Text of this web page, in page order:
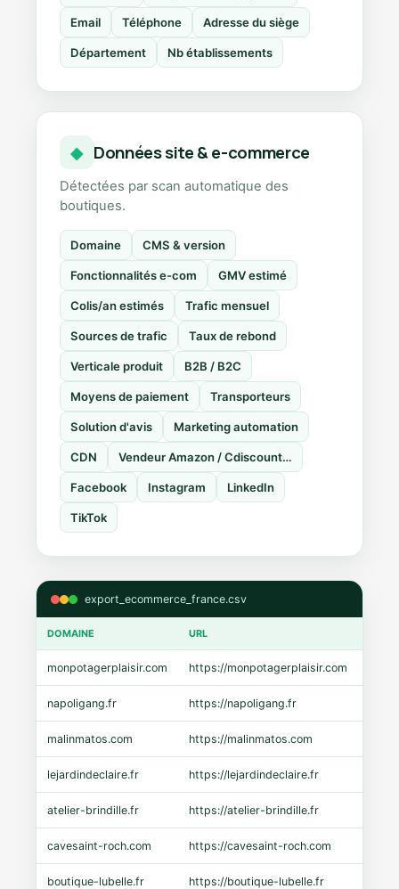
Email Téléphone Adresse du siège
Département Nb établissements
◆ Données site & e-commerce
Détectées par scan automatique des
boutiques.
Domaine CMS & version
Fonctionnalités e-com GMV estimé
Colis/an estimés Trafic mensuel
Sources de trafic Taux de rebond
Verticale produit B2B / B2C
Moyens de paiement Transporteurs
Solution d'avis Marketing automation
CDN Vendeur Amazon / Cdiscount…
Facebook Instagram LinkedIn
TikTok
export_ecommerce_france.csv
DOMAINE URL
monpotagerplaisir.com https://monpotagerplaisir.com
napoligang.fr https://napoligang.fr
malinmatos.com https://malinmatos.com
lejardindeclaire.fr https://lejardindeclaire.fr
atelier-brindille.fr https://atelier-brindille.fr
cavesaint-roch.com https://cavesaint-roch.com
boutique-lubelle.fr https://boutique-lubelle.fr